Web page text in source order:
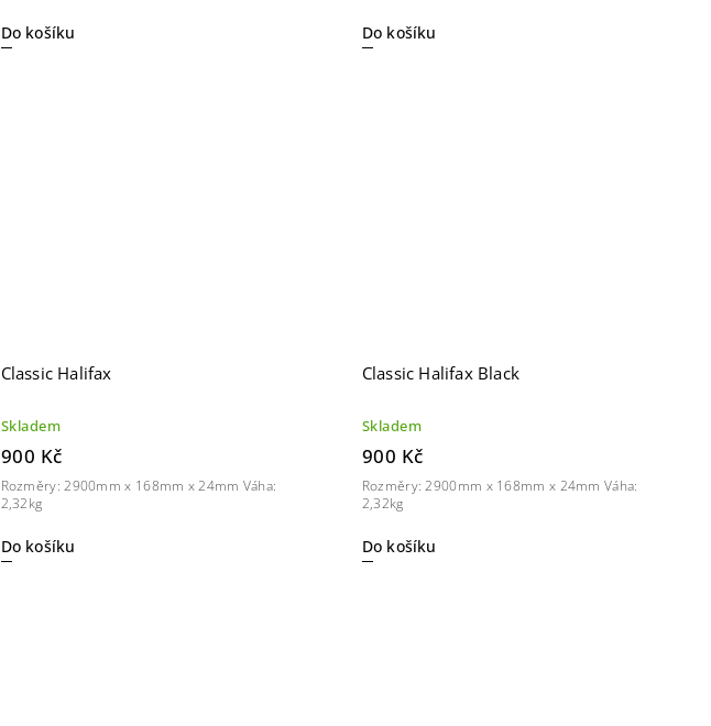
Do košíku Do košíku
Classic Halifax
Skladem
900 Kč
Do košíku
Rozměry: 2900mm x 168mm x 24mm Váha:
2,32kg
Classic Halifax Black
Skladem
900 Kč
Do košíku
Rozměry: 2900mm x 168mm x 24mm Váha:
2,32kg